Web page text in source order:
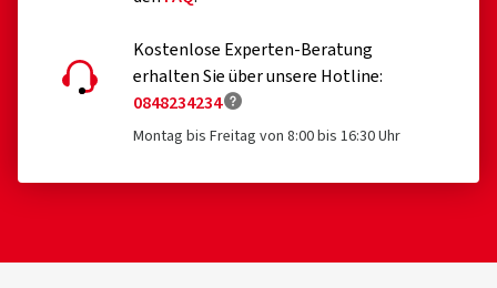
Kostenlose Experten-Beratung
erhalten Sie über unsere Hotline:
0848234234
Montag bis Freitag von 8:00 bis 16:30 Uhr